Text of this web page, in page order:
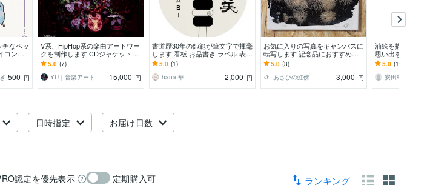
なペッ
コンや
500 円
V系、HipHop系の楽曲アートワー
クを制作します CDジャケット・
配信楽曲にDarkでカッコいい楽
曲との相性◎
5.0 (7)
YU｜音楽アートワーク制作
15,000 円
書道歴30年の師範が筆文字で揮毫
します 看板 お品書き ラベル 表札
ウェルカムボード
5.0 (1)
hana 華
2,000 円
お気に入りの写真をキャンバスに
転写します 記念品におすすめ！
フォトフレームでは物足りない人
へ！
5.0 (3)
あさひの虹傍
3,000 円
油絵を描きます
思い出をお家に
5.0 (1)
安田昂汰
日時指定 お届け日数
認定を優先表示 定期購入可 ランキング